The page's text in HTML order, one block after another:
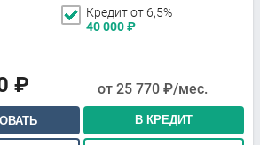
Кредит от 6,5%
40 000₽
₽ от 25 770 ₽/мес.
В КРЕДИТ